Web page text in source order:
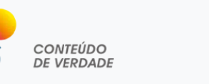
fu de geração em geração
as filhas